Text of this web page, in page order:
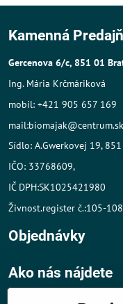
Kamenná
Gercenova 6/c, 851 01
Ing. Mária Krčmáriková
mobil: +421 905 657 169
mail:biomajak@centrum.sk
Sídlo: A.Gwerkovej 19,
IČO: 33768609,
IČ DPH:SK1025421980
Živnost.register č.:105-
Objednávky
Ako nás nájdete